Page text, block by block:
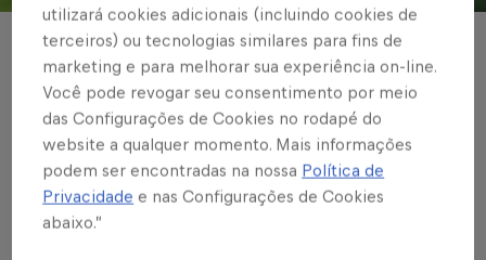
BASE MASCULINA
Garotos do Braga
disputam semifinais
da Série Ouro na
Aldeia Cup Sub-15 e 16
utilizará cookies adicionais (incluindo cookies de
terceiros) ou tecnologias similares para fins de
marketing e para melhorar sua experiência on-line.
Você pode revogar seu consentimento por meio
das Configurações de Cookies no rodapé do
website a qualquer momento. Mais informações
podem ser encontradas na nossa Política de
Privacidade e nas Configurações de Cookies
abaixo.”